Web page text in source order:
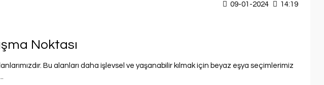
09-01-2024 14:19
Noktası
Bu alanları daha işlevsel ve yaşanabilir kılmak için beyaz eşya seçimlerimiz